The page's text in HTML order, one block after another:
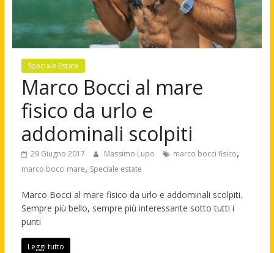
Speciale Estate
Marco Bocci al mare
fisico da urlo e
addominali scolpiti
29 Giugno 2017 Massimo Lupo marco bocci fisico,
marco bocci mare, Speciale estate
Marco Bocci al mare fisico da urlo e addominali scolpiti.
Sempre più bello, sempre più interessante sotto tutti i
punti
Leggi tutto